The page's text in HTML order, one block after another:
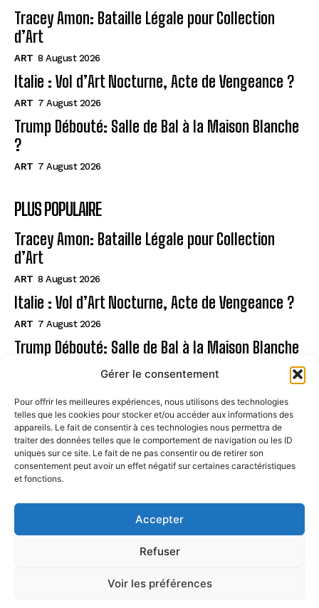
Gérer le consentement
Pour offrir les meilleures expériences, nous utilisons des technologies
telles que les cookies pour stocker et/ou accéder aux informations des
appareils. Le fait de consentir à ces technologies nous permettra de
traiter des données telles que le comportement de navigation ou les ID
uniques sur ce site. Le fait de ne pas consentir ou de retirer son
consentement peut avoir un effet négatif sur certaines caractéristiques
et fonctions.
Accepter
Refuser
Voir les préférences
Tracey Amon: Bataille Légale pour Collection
d’Art
ART 8 August 2026
Italie : Vol d’Art Nocturne, Acte de Vengeance ?
ART 7 August 2026
Trump Débouté: Salle de Bal à la Maison Blanche
?
ART 7 August 2026
PLUS POPULAIRE
Tracey Amon: Bataille Légale pour Collection
d’Art
ART 8 August 2026
Italie : Vol d’Art Nocturne, Acte de Vengeance ?
ART 7 August 2026
Trump Débouté: Salle de Bal à la Maison Blanche
Page
CONTACT
MENTIONS LÉGALES